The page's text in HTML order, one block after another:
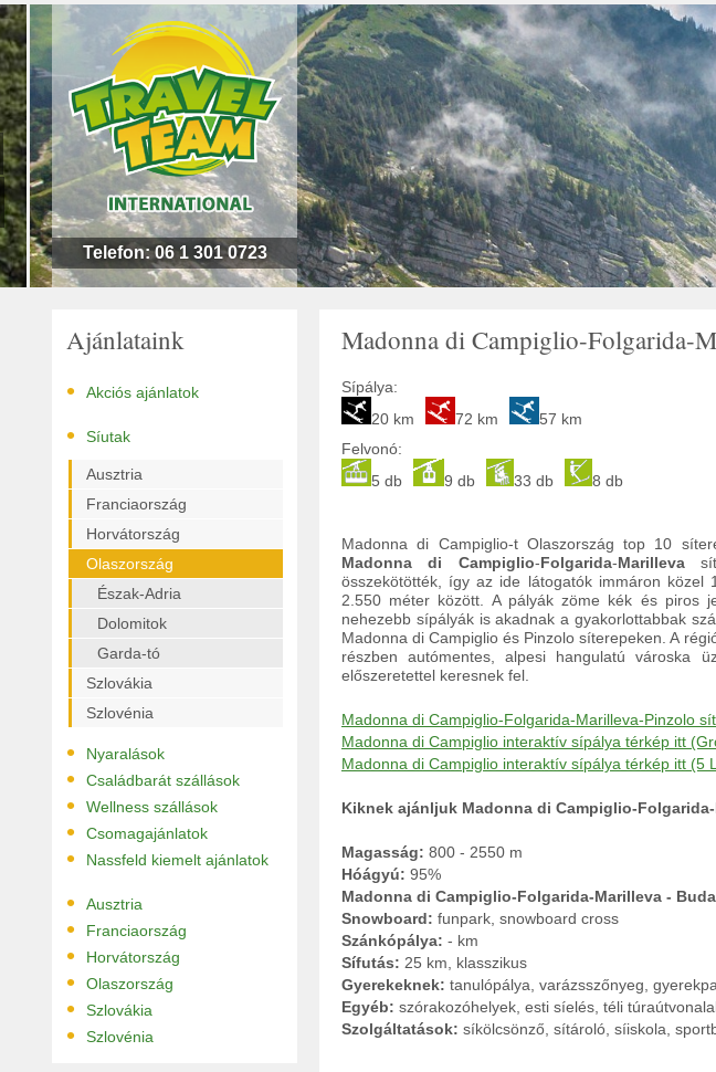
Telefon: 06 1 301 0723
Ajánlataink
• Akciós ajánlatok
• Síutak
Ausztria
Franciaország
Horvátország
Olaszország
Észak-Adria
Dolomitok
Garda-tó
Szlovákia
Szlovénia
• Nyaralások
• Családbarát szállások
• Wellness szállások
• Csomagajánlatok
• Nassfeld kiemelt ajánlatok
• Ausztria
• Franciaország
• Horvátország
• Olaszország
• Szlovákia
• Szlovénia
Madonna di Campiglio-Folgarida-
Sípálya:
20 km
72 km
57 km
Felvonó:
5 db
9 db 33 db 8 db
Madonna di Campiglio-t Olaszország top 10
Madonna di Campiglio-Folgarida-Marilleva
összekötötték, így az ide látogatók immáron
2.550 méter között. A pályák zöme kék és piros
nehezebb sípályák is akadnak a gyakorlottabbak
Madonna di Campiglio és Pinzolo síterepeken. A
részben autómentes, alpesi hangulatú városka
előszeretettel keresnek fel.
Madonna di Campiglio-Folgarida-Marilleva-Pinzolo
Madonna di Campiglio interaktív sípálya térkép itt
Madonna di Campiglio interaktív sípálya térkép itt (5
Kiknek ajánljuk Madonna di Campiglio-
Magasság: 800 - 2550 m
Hóágyú: 95%
Madonna di Campiglio-Folgarida-Marilleva -
Snowboard: funpark, snowboard cross
Szánkópálya: - km
Sífutás: 25 km, klasszikus
Gyerekeknek: tanulópálya, varázsszőnyeg,
Egyéb: szórakozóhelyek, esti síelés, téli
Szolgáltatások: síkölcsönző, sítároló, síiskola,